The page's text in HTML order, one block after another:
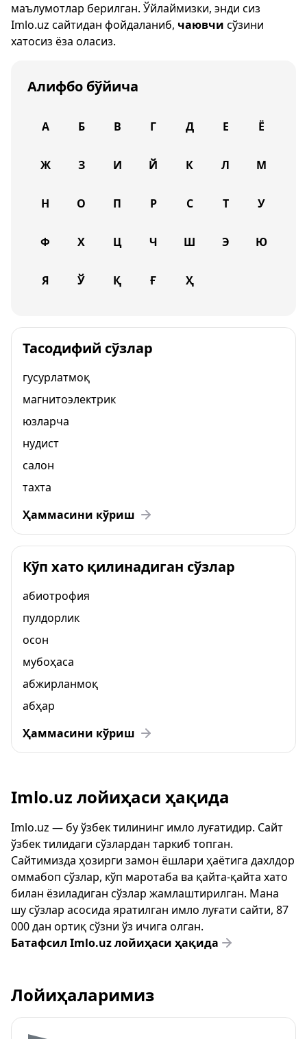
маълумотлар берилган. Ўйлаймизки, энди сиз
Imlo.uz сайтидан фойдаланиб, чаювчи сўзини
хатосиз ёза оласиз.
Алифбо бўйича
А Б В Г Д Е Ё
Ж З И Й К Л М
Н О П Р С Т У
Ф Х Ц Ч Ш Э Ю
Я Ў Қ Ғ Ҳ
Тасодифий сўзлар
гусурлатмоқ
магнитоэлектрик
юзларча
нудист
салон
тахта
Ҳаммасини кўриш
Кўп хато қилинадиган сўзлар
абиотрофия
пулдорлик
осон
мубоҳаса
абжирланмоқ
абҳар
Ҳаммасини кўриш
Imlo.uz лойиҳаси ҳақида
Imlo.uz — бу ўзбек тилининг имло луғатидир. Сайт
ўзбек тилидаги сўзлардан таркиб топган.
Сайтимизда ҳозирги замон ёшлари ҳаётига дахлдор
оммабоп сўзлар, кўп маротаба ва қайта-қайта хато
билан ёзиладиган сўзлар жамлаштирилган. Мана
шу сўзлар асосида яратилган имло луғати сайти, 87
000 дан ортиқ сўзни ўз ичига олган.
Батафсил Imlo.uz лойиҳаси ҳақида
Лойиҳаларимиз